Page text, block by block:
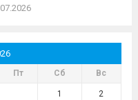
Пт Сб Вс
1 2